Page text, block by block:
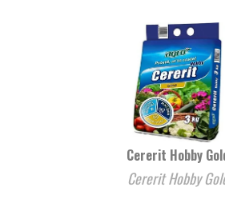
Cererit Hobby
Cererit Hobby